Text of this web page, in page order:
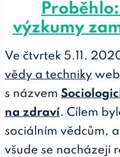
výzkumy
Ve čtvrtek 5.11.
vědy a techniky
s názvem
na zdraví. Cílem
sociálním vědcům,
všude se nacházejí